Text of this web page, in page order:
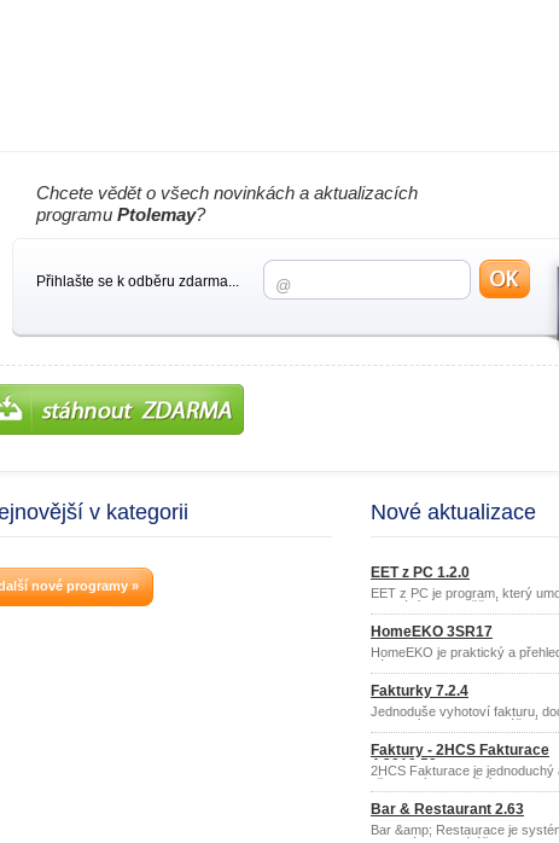
Chcete vědět o všech novinkách a aktualizacích
programu Ptolemay?
Přihlašte se k odběru zdarma...
v kategorii
nové programy »
Nové aktualizace
EET z PC 1.2.0
EET z PC je program, který
odeslání EET z běžného PC
notebooku.
HomeEKO 3SR17
HomeEKO je praktický a
nástroj pro evidenci (nejen)
domácnosti.
Fakturky 7.2.4
Jednoduše vyhotoví fakturu,
pokladní doklad bez zvláštních
na znalost výpočetní techniky.
Faktury - 2HCS Fakturace
4.2019.59
2HCS Fakturace je jednoduchý
přehledný fakturační program,
poskytuje vše potřebné pro
dokladů malé firmy nebo
Bar & Restaurant 2.63
Bar &amp; Restaurace je